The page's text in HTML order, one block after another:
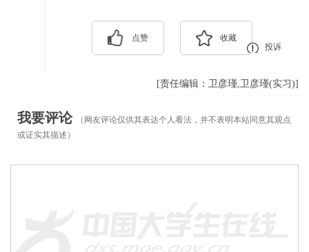
点赞
收藏
投诉
[责任编辑：卫彦瑾,卫彦瑾(实习)]
我要评论
（网友评论仅供其表达个人看法，并不表明本站同意其观点
或证实其描述）